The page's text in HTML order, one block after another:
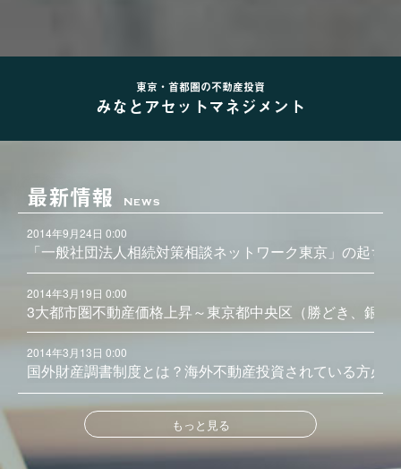
東京・首都圏の不動産投資
みなとアセットマネジメント
最新情報 News
2014年9月24日 0:00
「一般社団法人相続対策相談ネットワーク東京」の起ち
2014年3月19日 0:00
3大都市圏不動産価格上昇～東京都中央区（勝どき、銀座
2014年3月13日 0:00
国外財産調書制度とは？海外不動産投資されている方必見
もっと見る